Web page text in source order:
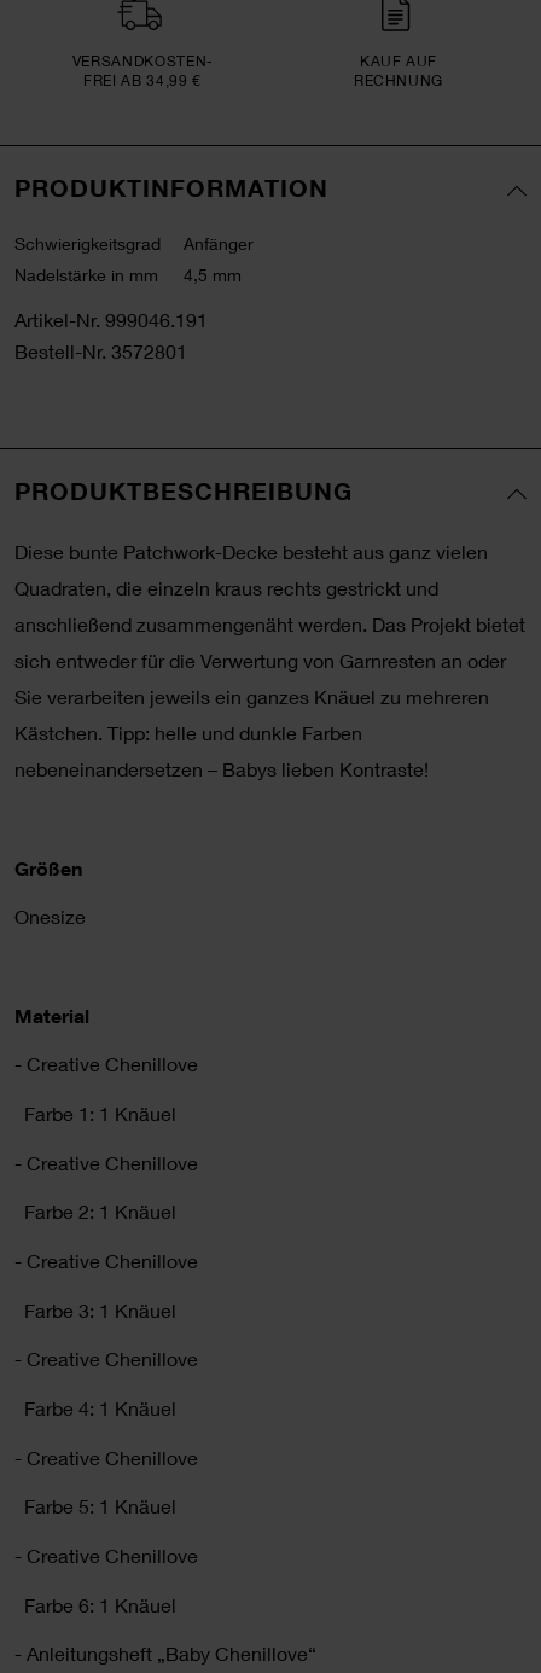
VERSAND­KOSTEN­
FREI AB 34,99 €
KAUF AUF
RECHNUNG
PRODUKTINFORMATION
Schwierigkeitsgrad
Anfänger
Nadelstärke in mm
4,5 mm
Artikel-Nr. 999046.191
Bestell-Nr. 3572801
PRODUKTBESCHREIBUNG
Diese bunte Patchwork-Decke besteht aus ganz vielen
Quadraten, die einzeln kraus rechts gestrickt und
anschließend zusammengenäht werden. Das Projekt bietet
sich entweder für die Verwertung von Garnresten an oder
Sie verarbeiten jeweils ein ganzes Knäuel zu mehreren
Kästchen. Tipp: helle und dunkle Farben
nebeneinandersetzen – Babys lieben Kontraste!
Größen
Onesize
Material
- Creative Chenillove
Farbe 1: 1 Knäuel
- Creative Chenillove
Farbe 2: 1 Knäuel
- Creative Chenillove
Farbe 3: 1 Knäuel
- Creative Chenillove
Farbe 4: 1 Knäuel
- Creative Chenillove
Farbe 5: 1 Knäuel
- Creative Chenillove
Farbe 6: 1 Knäuel
- Anleitungsheft „Baby Chenillove“